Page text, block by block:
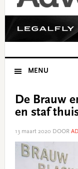
MENU
De Brauw
en staf
13 maart 2020 DOOR